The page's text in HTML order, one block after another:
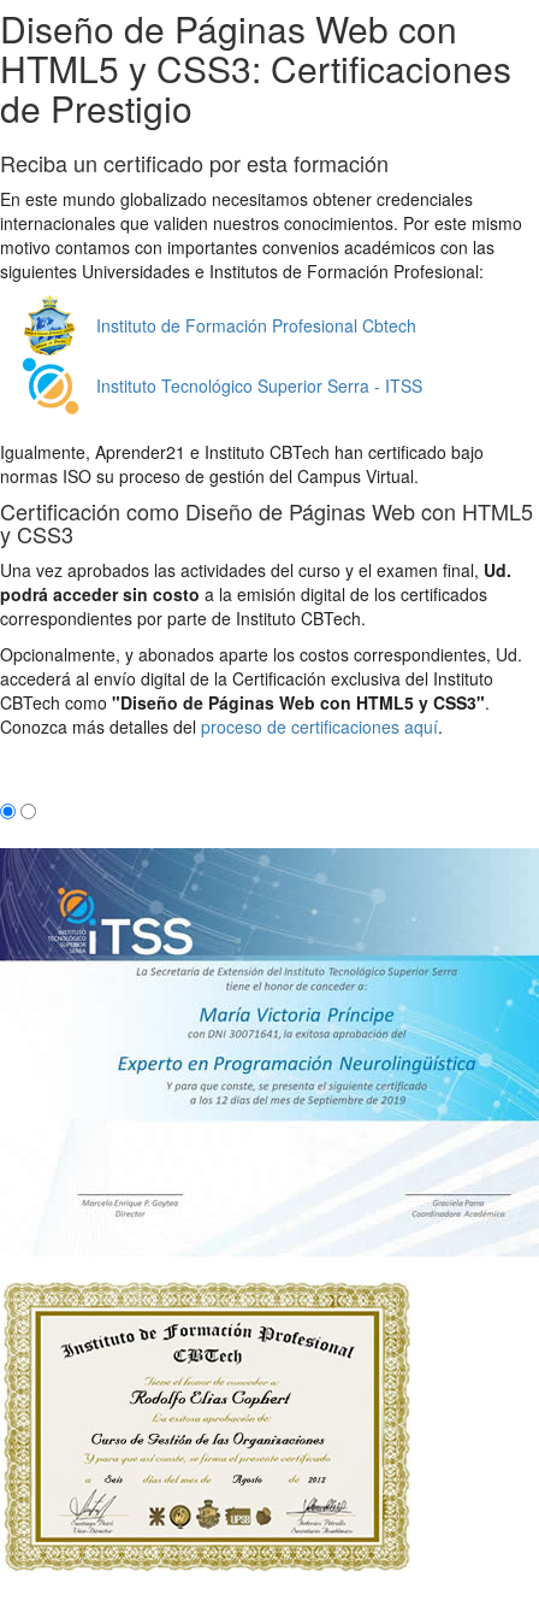
Diseño de Páginas Web con
HTML5 y CSS3: Certificaciones
de Prestigio
Reciba un certificado por esta formación
En este mundo globalizado necesitamos obtener credenciales
internacionales que validen nuestros conocimientos. Por este mismo
motivo contamos con importantes convenios académicos con las
siguientes Universidades e Institutos de Formación Profesional:
Instituto de Formación Profesional Cbtech
Instituto Tecnológico Superior Serra - ITSS
Igualmente, Aprender21 e Instituto CBTech han certificado bajo
normas ISO su proceso de gestión del Campus Virtual.
Certificación como Diseño de Páginas Web con HTML5
y CSS3
Una vez aprobados las actividades del curso y el examen final, Ud.
podrá acceder sin costo a la emisión digital de los certificados
correspondientes por parte de Instituto CBTech.
Opcionalmente, y abonados aparte los costos correspondientes, Ud.
accederá al envío digital de la Certificación exclusiva del Instituto
CBTech como "Diseño de Páginas Web con HTML5 y CSS3".
Conozca más detalles del proceso de certificaciones aquí.